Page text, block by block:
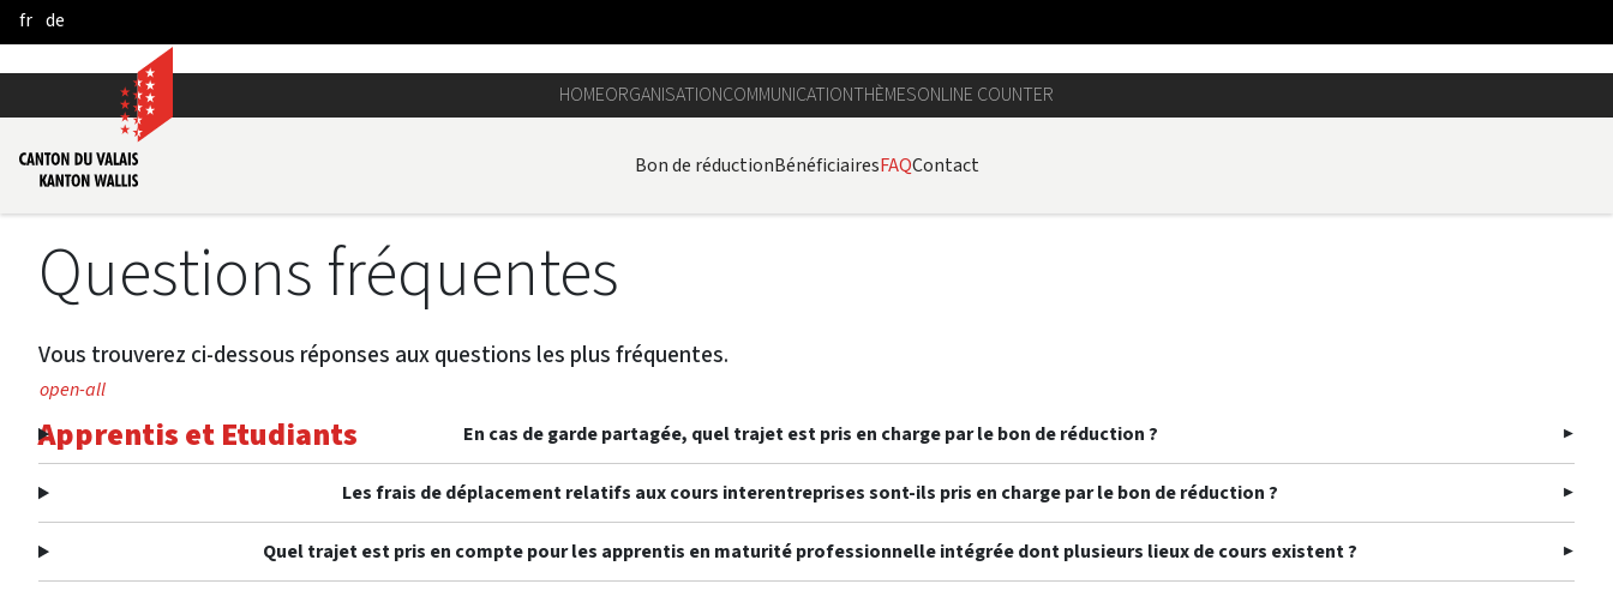
Skip to Main Content
fr de
HOMEORGANISATIONCOMMUNICATIONTHÈMESONLINE COUNTER
Bon de réductionBénéficiairesFAQContact
Questions fréquentes
Vous trouverez ci-dessous réponses aux questions les plus fréquentes.
Apprentis et Etudiants
open-all
En cas de garde partagée, quel trajet est pris en charge par le bon de réduction ?
Les frais de déplacement relatifs aux cours interentreprises sont-ils pris en charge par le bon de réduction ?
Quel trajet est pris en compte pour les apprentis en maturité professionnelle intégrée dont plusieurs lieux de cours existent ?